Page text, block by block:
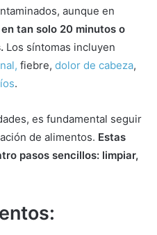
aunque en
tan solo 20 minutos o
Los síntomas incluyen
fiebre, dolor de cabeza,
.
es fundamental seguir
de alimentos. Estas
pasos sencillos: limpiar,